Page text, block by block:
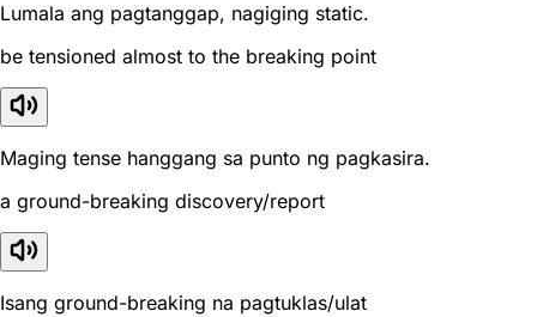
Lumala ang pagtanggap, nagiging static.
be tensioned almost to the breaking point
Maging tense hanggang sa punto ng pagkasira.
a ground-breaking discovery/report
Isang ground-breaking na pagtuklas/ulat